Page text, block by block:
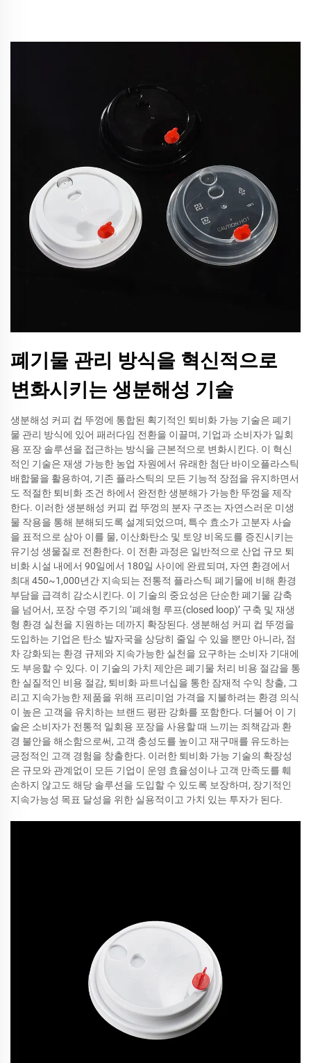
폐기물 관리 방식을 혁신적으로
변화시키는 생분해성 기술
생분해성 커피 컵 뚜껑에 통합된 획기적인 퇴비화 가능 기술은 폐기
물 관리 방식에 있어 패러다임 전환을 이끌며, 기업과 소비자가 일회
용 포장 솔루션을 접근하는 방식을 근본적으로 변화시킨다. 이 혁신
적인 기술은 재생 가능한 농업 자원에서 유래한 첨단 바이오플라스틱
배합물을 활용하여, 기존 플라스틱의 모든 기능적 장점을 유지하면서
도 적절한 퇴비화 조건 하에서 완전한 생분해가 가능한 뚜껑을 제작
한다. 이러한 생분해성 커피 컵 뚜껑의 분자 구조는 자연스러운 미생
물 작용을 통해 분해되도록 설계되었으며, 특수 효소가 고분자 사슬
을 표적으로 삼아 이를 물, 이산화탄소 및 토양 비옥도를 증진시키는
유기성 생물질로 전환한다. 이 전환 과정은 일반적으로 산업 규모 퇴
비화 시설 내에서 90일에서 180일 사이에 완료되며, 자연 환경에서
최대 450~1,000년간 지속되는 전통적 플라스틱 폐기물에 비해 환경
부담을 급격히 감소시킨다. 이 기술의 중요성은 단순한 폐기물 감축
을 넘어서, 포장 수명 주기의 ‘폐쇄형 루프(closed loop)’ 구축 및 재생
형 환경 실천을 지원하는 데까지 확장된다. 생분해성 커피 컵 뚜껑을
도입하는 기업은 탄소 발자국을 상당히 줄일 수 있을 뿐만 아니라, 점
차 강화되는 환경 규제와 지속가능한 실천을 요구하는 소비자 기대에
도 부응할 수 있다. 이 기술의 가치 제안은 폐기물 처리 비용 절감을 통
한 실질적인 비용 절감, 퇴비화 파트너십을 통한 잠재적 수익 창출, 그
리고 지속가능한 제품을 위해 프리미엄 가격을 지불하려는 환경 의식
이 높은 고객을 유치하는 브랜드 평판 강화를 포함한다. 더불어 이 기
술은 소비자가 전통적 일회용 포장을 사용할 때 느끼는 죄책감과 환
경 불안을 해소함으로써, 고객 충성도를 높이고 재구매를 유도하는
긍정적인 고객 경험을 창출한다. 이러한 퇴비화 가능 기술의 확장성
은 규모와 관계없이 모든 기업이 운영 효율성이나 고객 만족도를 훼
손하지 않고도 해당 솔루션을 도입할 수 있도록 보장하며, 장기적인
지속가능성 목표 달성을 위한 실용적이고 가치 있는 투자가 된다.